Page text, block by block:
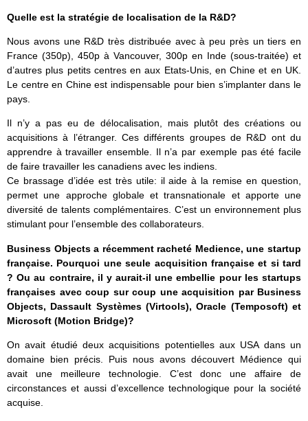
Quelle est la stratégie de localisation de la R&D?
Nous avons une R&D très distribuée avec à peu près un tiers en
France (350p), 450p à Vancouver, 300p en Inde (sous-traitée) et
d’autres plus petits centres en aux Etats-Unis, en Chine et en UK.
Le centre en Chine est indispensable pour bien s’implanter dans le
pays.
Il n’y a pas eu de délocalisation, mais plutôt des créations ou
acquisitions à l’étranger. Ces différents groupes de R&D ont du
apprendre à travailler ensemble. Il n’a par exemple pas été facile
de faire travailler les canadiens avec les indiens.
Ce brassage d’idée est très utile: il aide à la remise en question,
permet une approche globale et transnationale et apporte une
diversité de talents complémentaires. C’est un environnement plus
stimulant pour l’ensemble des collaborateurs.
Business Objects a récemment racheté Medience, une startup
française. Pourquoi une seule acquisition française et si tard
? Ou au contraire, il y aurait-il une embellie pour les startups
françaises avec coup sur coup une acquisition par Business
Objects, Dassault Systèmes (Virtools), Oracle (Temposoft) et
Microsoft (Motion Bridge)?
On avait étudié deux acquisitions potentielles aux USA dans un
domaine bien précis. Puis nous avons découvert Médience qui
avait une meilleure technologie. C’est donc une affaire de
circonstances et aussi d’excellence technologique pour la société
acquise.